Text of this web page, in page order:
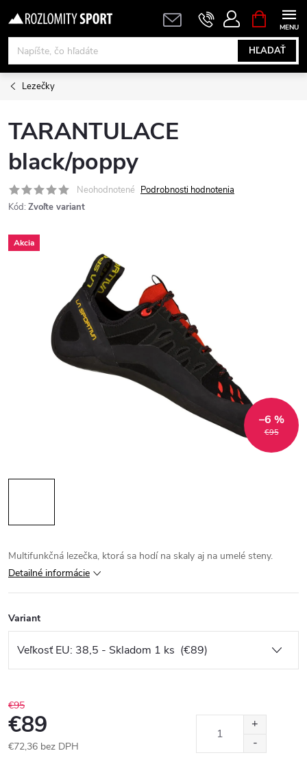
na
obsah
HĽADAŤ
KOŠÍK
Lezečky
TARANTULACE
black/poppy
Neohodnotené Podrobnosti hodnotenia
Kód: Zvoľte variant
Akcia
€95
–6 %
Multifunkčná lezečka, ktorá sa hodí na skaly aj na umelé steny.
Detailné informácie
Variant
€95
€89
€72,36 bez DPH